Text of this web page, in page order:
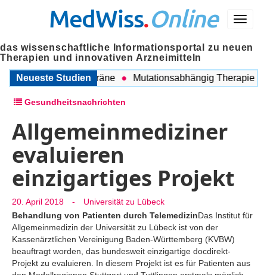
Menü
MedWiss.Online
das wissenschaftliche Informationsportal zu neuen
Therapien und innovativen Arzneimitteln
Neueste Studien
COPD und Migräne Mutationsabhängig Therapie
Gesundheitsnachrichten
Allgemeinmediziner
evaluieren
einzigartiges Projekt
20. April 2018 -
Universität zu Lübeck
Behandlung von Patienten durch TelemedizinDas Institut für
Allgemeinmedizin der Universität zu Lübeck ist von der
Kassenärztlichen Vereinigung Baden-Württemberg (KVBW)
beauftragt worden, das bundesweit einzigartige docdirekt-
Projekt zu evaluieren. In diesem Projekt ist es für Patienten aus